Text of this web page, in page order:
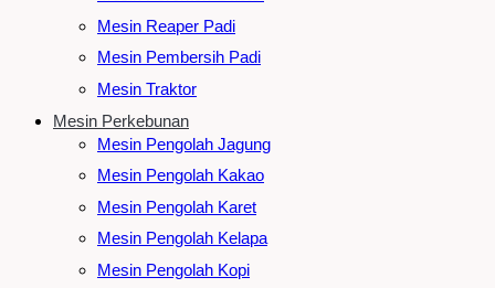
Mesin Reaper Padi
Mesin Pembersih Padi
Mesin Traktor
Mesin Perkebunan
Mesin Pengolah Jagung
Mesin Pengolah Kakao
Mesin Pengolah Karet
Mesin Pengolah Kelapa
Mesin Pengolah Kopi